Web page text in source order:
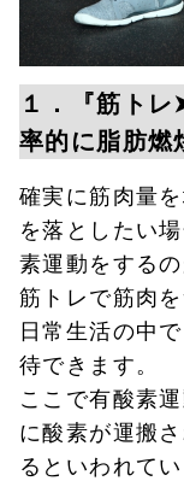
１．『筋ト
率的に脂肪燃
確実に筋肉量
を落としたい
素運動をする
筋トレで筋肉
日常生活の中
待できます。
ここで有酸素
に酸素が運搬
るといわれてい